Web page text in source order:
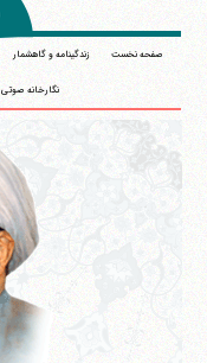
صفحه نخست زندگینامه و گاهشمار
نگارخانه صوتی